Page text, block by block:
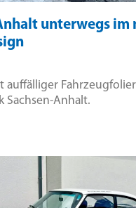
unterwegs im
auffälliger
Sachsen-Anhalt.